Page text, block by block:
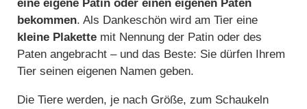
eine eigene Patin oder einen eigenen Paten
bekommen. Als Dankeschön wird am Tier eine
kleine Plakette mit Nennung der Patin oder des
Paten angebracht – und das Beste: Sie dürfen Ihrem
Tier seinen eigenen Namen geben.
Die Tiere werden, je nach Größe, zum Schaukeln